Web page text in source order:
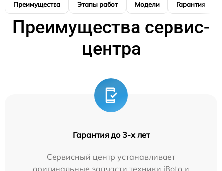
Преимущества Этапы работ Модели Гарантия
Преимущества сервис-
центра
Гарантия до 3-х лет
Сервисный центр устанавливает
оригинальные запчасти техники iBoto и